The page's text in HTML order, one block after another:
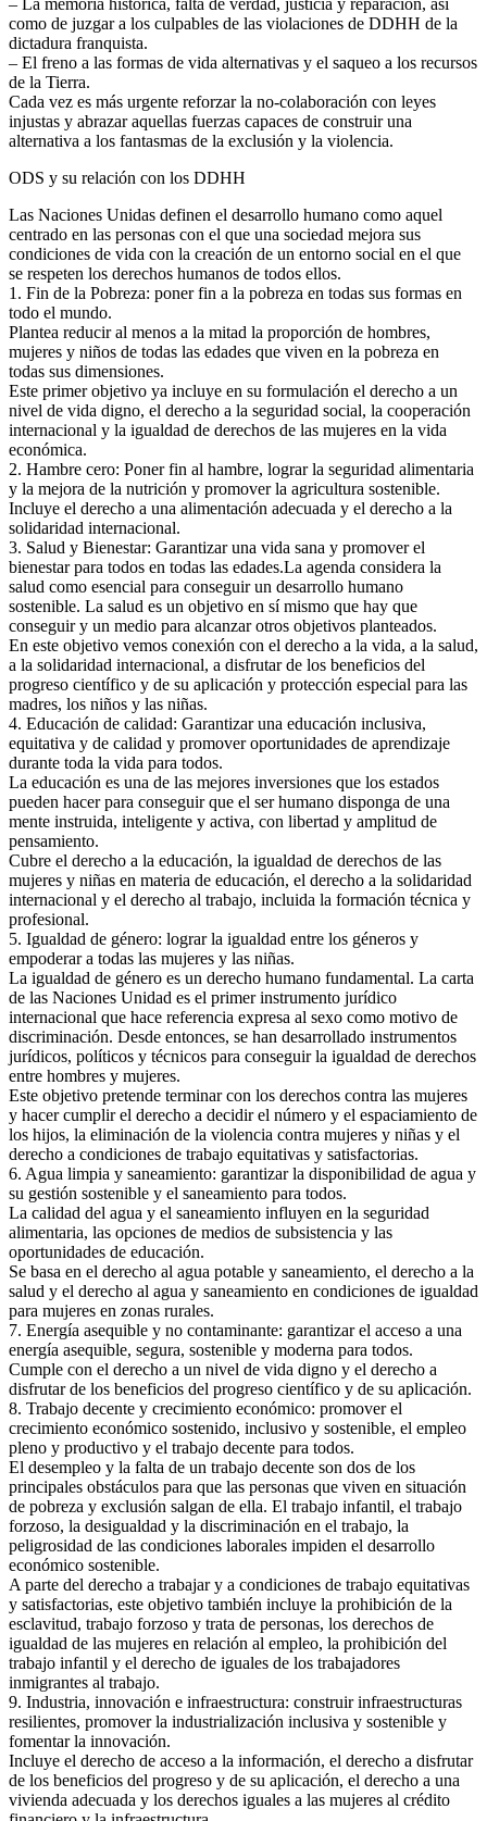
– La memoria histórica, falta de verdad, justicia y reparación, así
como de juzgar a los culpables de las violaciones de DDHH de la
dictadura franquista.
– El freno a las formas de vida alternativas y el saqueo a los recursos
de la Tierra.
Cada vez es más urgente reforzar la no-colaboración con leyes
injustas y abrazar aquellas fuerzas capaces de construir una
alternativa a los fantasmas de la exclusión y la violencia.
ODS y su relación con los DDHH
Las Naciones Unidas definen el desarrollo humano como aquel
centrado en las personas con el que una sociedad mejora sus
condiciones de vida con la creación de un entorno social en el que
se respeten los derechos humanos de todos ellos.
1. Fin de la Pobreza: poner fin a la pobreza en todas sus formas en
todo el mundo.
Plantea reducir al menos a la mitad la proporción de hombres,
mujeres y niños de todas las edades que viven en la pobreza en
todas sus dimensiones.
Este primer objetivo ya incluye en su formulación el derecho a un
nivel de vida digno, el derecho a la seguridad social, la cooperación
internacional y la igualdad de derechos de las mujeres en la vida
económica.
2. Hambre cero: Poner fin al hambre, lograr la seguridad alimentaria
y la mejora de la nutrición y promover la agricultura sostenible.
Incluye el derecho a una alimentación adecuada y el derecho a la
solidaridad internacional.
3. Salud y Bienestar: Garantizar una vida sana y promover el
bienestar para todos en todas las edades.La agenda considera la
salud como esencial para conseguir un desarrollo humano
sostenible. La salud es un objetivo en sí mismo que hay que
conseguir y un medio para alcanzar otros objetivos planteados.
En este objetivo vemos conexión con el derecho a la vida, a la salud,
a la solidaridad internacional, a disfrutar de los beneficios del
progreso científico y de su aplicación y protección especial para las
madres, los niños y las niñas.
4. Educación de calidad: Garantizar una educación inclusiva,
equitativa y de calidad y promover oportunidades de aprendizaje
durante toda la vida para todos.
La educación es una de las mejores inversiones que los estados
pueden hacer para conseguir que el ser humano disponga de una
mente instruida, inteligente y activa, con libertad y amplitud de
pensamiento.
Cubre el derecho a la educación, la igualdad de derechos de las
mujeres y niñas en materia de educación, el derecho a la solidaridad
internacional y el derecho al trabajo, incluida la formación técnica y
profesional.
5. Igualdad de género: lograr la igualdad entre los géneros y
empoderar a todas las mujeres y las niñas.
La igualdad de género es un derecho humano fundamental. La carta
de las Naciones Unidad es el primer instrumento jurídico
internacional que hace referencia expresa al sexo como motivo de
discriminación. Desde entonces, se han desarrollado instrumentos
jurídicos, políticos y técnicos para conseguir la igualdad de derechos
entre hombres y mujeres.
Este objetivo pretende terminar con los derechos contra las mujeres
y hacer cumplir el derecho a decidir el número y el espaciamiento de
los hijos, la eliminación de la violencia contra mujeres y niñas y el
derecho a condiciones de trabajo equitativas y satisfactorias.
6. Agua limpia y saneamiento: garantizar la disponibilidad de agua y
su gestión sostenible y el saneamiento para todos.
La calidad del agua y el saneamiento influyen en la seguridad
alimentaria, las opciones de medios de subsistencia y las
oportunidades de educación.
Se basa en el derecho al agua potable y saneamiento, el derecho a la
salud y el derecho al agua y saneamiento en condiciones de igualdad
para mujeres en zonas rurales.
7. Energía asequible y no contaminante: garantizar el acceso a una
energía asequible, segura, sostenible y moderna para todos.
Cumple con el derecho a un nivel de vida digno y el derecho a
disfrutar de los beneficios del progreso científico y de su aplicación.
8. Trabajo decente y crecimiento económico: promover el
crecimiento económico sostenido, inclusivo y sostenible, el empleo
pleno y productivo y el trabajo decente para todos.
El desempleo y la falta de un trabajo decente son dos de los
principales obstáculos para que las personas que viven en situación
de pobreza y exclusión salgan de ella. El trabajo infantil, el trabajo
forzoso, la desigualdad y la discriminación en el trabajo, la
peligrosidad de las condiciones laborales impiden el desarrollo
económico sostenible.
A parte del derecho a trabajar y a condiciones de trabajo equitativas
y satisfactorias, este objetivo también incluye la prohibición de la
esclavitud, trabajo forzoso y trata de personas, los derechos de
igualdad de las mujeres en relación al empleo, la prohibición del
trabajo infantil y el derecho de iguales de los trabajadores
inmigrantes al trabajo.
9. Industria, innovación e infraestructura: construir infraestructuras
resilientes, promover la industrialización inclusiva y sostenible y
fomentar la innovación.
Incluye el derecho de acceso a la información, el derecho a disfrutar
de los beneficios del progreso y de su aplicación, el derecho a una
vivienda adecuada y los derechos iguales a las mujeres al crédito